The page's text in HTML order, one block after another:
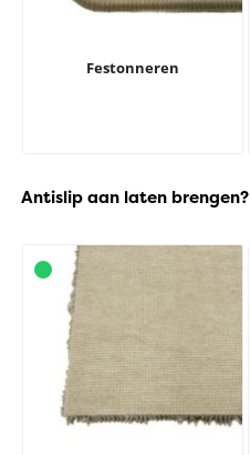
Festonneren
Antislip aan laten brengen?